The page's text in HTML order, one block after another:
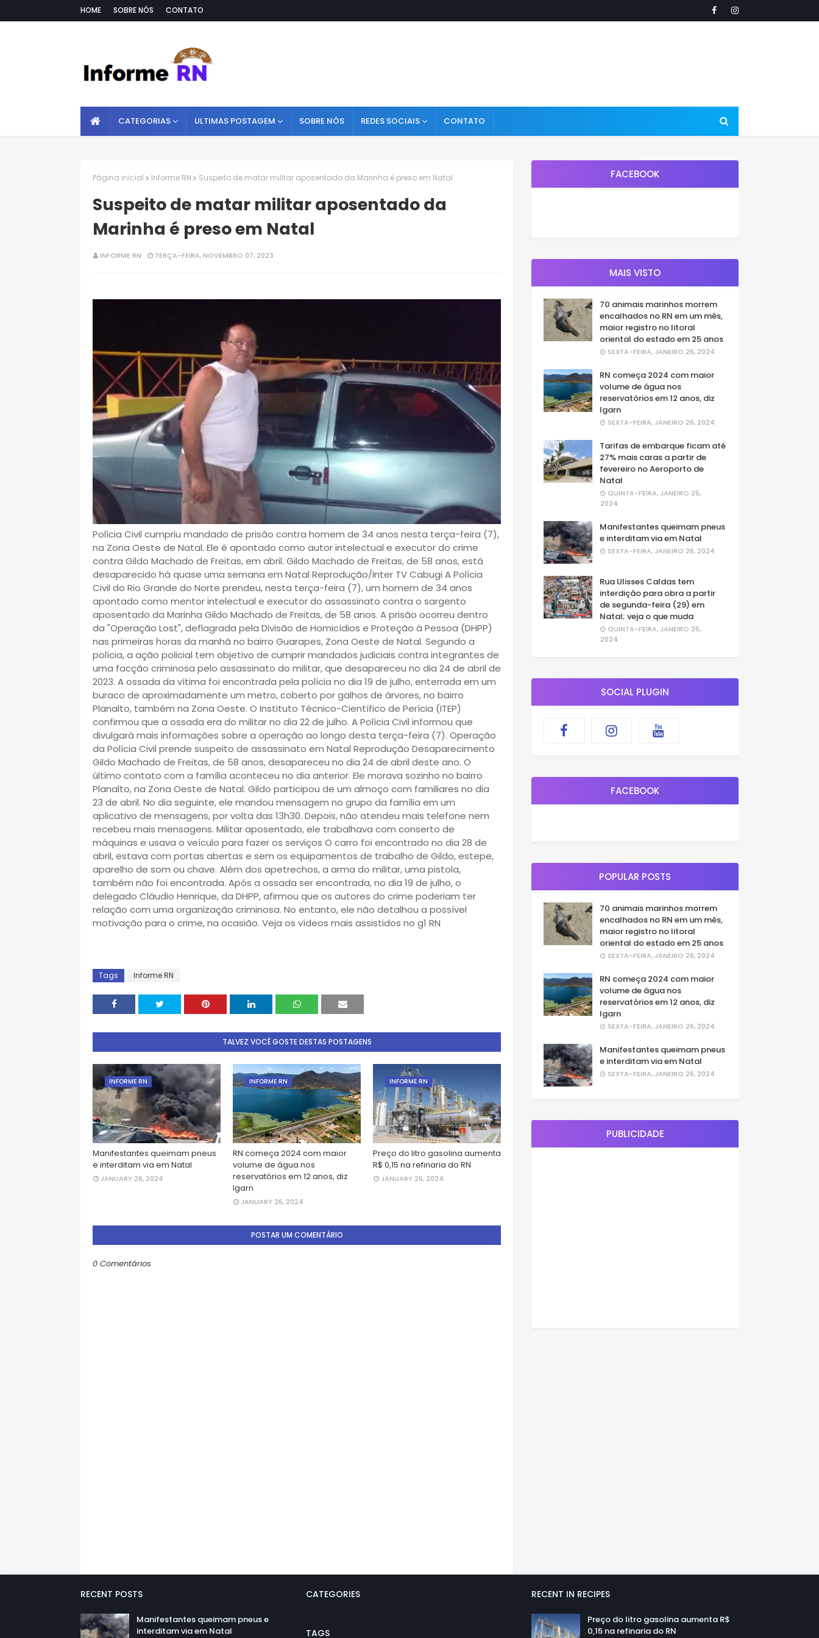
HOME SOBRE NÓS CONTATO
CATEGORIAS ULTIMAS POSTAGEM SOBRE NÓS REDES SOCIAIS CONTATO
Página inicial Informe RN Suspeito de matar militar aposentado da Marinha é preso em Natal
Suspeito de matar militar aposentado da
Marinha é preso em Natal
INFORME RN TERÇA-FEIRA, NOVEMBRO 07, 2023
Polícia Civil cumpriu mandado de prisão contra homem de 34 anos nesta terça-feira (7),
na Zona Oeste de Natal. Ele é apontado como autor intelectual e executor do crime
contra Gildo Machado de Freitas, em abril. Gildo Machado de Freitas, de 58 anos, está
desaparecido há quase uma semana em Natal Reprodução/Inter TV Cabugi A Polícia
Civil do Rio Grande do Norte prendeu, nesta terça-feira (7), um homem de 34 anos
apontado como mentor intelectual e executor do assassinato contra o sargento
aposentado da Marinha Gildo Machado de Freitas, de 58 anos. A prisão ocorreu dentro
da "Operação Lost", deflagrada pela Divisão de Homicídios e Proteção à Pessoa (DHPP)
nas primeiras horas da manhã no bairro Guarapes, Zona Oeste de Natal. Segundo a
polícia, a ação policial tem objetivo de cumprir mandados judiciais contra integrantes de
uma facção criminosa pelo assassinato do militar, que desapareceu no dia 24 de abril de
2023. A ossada da vítima foi encontrada pela polícia no dia 19 de julho, enterrada em um
buraco de aproximadamente um metro, coberto por galhos de árvores, no bairro
Planalto, também na Zona Oeste. O Instituto Técnico-Científico de Perícia (ITEP)
confirmou que a ossada era do militar no dia 22 de julho. A Polícia Civil informou que
divulgará mais informações sobre a operação ao longo desta terça-feira (7). Operação
da Polícia Civil prende suspeito de assassinato em Natal Reprodução Desaparecimento
Gildo Machado de Freitas, de 58 anos, desapareceu no dia 24 de abril deste ano. O
último contato com a família aconteceu no dia anterior. Ele morava sozinho no bairro
Planalto, na Zona Oeste de Natal. Gildo participou de um almoço com familiares no dia
23 de abril. No dia seguinte, ele mandou mensagem no grupo da família em um
aplicativo de mensagens, por volta das 13h30. Depois, não atendeu mais telefone nem
recebeu mais mensagens. Militar aposentado, ele trabalhava com conserto de
máquinas e usava o veículo para fazer os serviços O carro foi encontrado no dia 28 de
abril, estava com portas abertas e sem os equipamentos de trabalho de Gildo, estepe,
aparelho de som ou chave. Além dos apetrechos, a arma do militar, uma pistola,
também não foi encontrada. Após a ossada ser encontrada, no dia 19 de julho, o
delegado Cláudio Henrique, da DHPP, afirmou que os autores do crime poderiam ter
relação com uma organização criminosa. No entanto, ele não detalhou a possível
motivação para o crime, na ocasião. Veja os vídeos mais assistidos no g1 RN
Tags Informe RN
TALVEZ VOCÊ GOSTE DESTAS POSTAGENS
INFORME RN
Manifestantes queimam pneus
e interditam via em Natal
JANUARY 26, 2024
INFORME RN
RN começa 2024 com maior
volume de água nos
reservatórios em 12 anos, diz
Igarn
JANUARY 26, 2024
INFORME RN
Preço do litro gasolina aumenta
R$ 0,15 na refinaria do RN
JANUARY 26, 2024
POSTAR UM COMENTÁRIO
0 Comentários
FACEBOOK
MAIS VISTO
70 animais marinhos morrem
encalhados no RN em um mês,
maior registro no litoral
oriental do estado em 25 anos
SEXTA-FEIRA, JANEIRO 26, 2024
RN começa 2024 com maior
volume de água nos
reservatórios em 12 anos, diz
Igarn
SEXTA-FEIRA, JANEIRO 26, 2024
Tarifas de embarque ficam até
27% mais caras a partir de
fevereiro no Aeroporto de
Natal
QUINTA-FEIRA, JANEIRO 25,
2024
Manifestantes queimam pneus
e interditam via em Natal
SEXTA-FEIRA, JANEIRO 26, 2024
Rua Ulisses Caldas tem
interdição para obra a partir
de segunda-feira (29) em
Natal; veja o que muda
QUINTA-FEIRA, JANEIRO 25,
2024
SOCIAL PLUGIN
FACEBOOK
POPULAR POSTS
70 animais marinhos morrem
encalhados no RN em um mês,
maior registro no litoral
oriental do estado em 25 anos
SEXTA-FEIRA, JANEIRO 26, 2024
RN começa 2024 com maior
volume de água nos
reservatórios em 12 anos, diz
Igarn
SEXTA-FEIRA, JANEIRO 26, 2024
Manifestantes queimam pneus
e interditam via em Natal
SEXTA-FEIRA, JANEIRO 26, 2024
PUBLICIDADE
RECENT POSTS
Manifestantes queimam pneus e
interditam via em Natal
CATEGORIES
TAGS
RECENT IN RECIPES
Preço do litro gasolina aumenta R$
0,15 na refinaria do RN